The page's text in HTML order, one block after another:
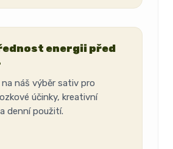
energii před
náš výběr sativ pro
účinky, kreativní
denní použití.